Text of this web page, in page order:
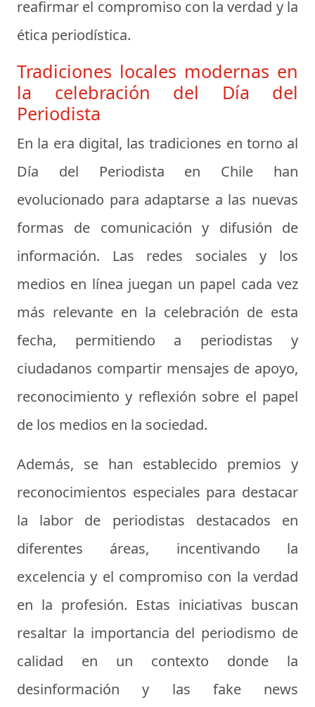
reafirmar el compromiso con la verdad y la
ética periodística.
Tradiciones locales modernas en
la celebración del Día del
Periodista
En la era digital, las tradiciones en torno al
Día del Periodista en Chile han
evolucionado para adaptarse a las nuevas
formas de comunicación y difusión de
información. Las redes sociales y los
medios en línea juegan un papel cada vez
más relevante en la celebración de esta
fecha, permitiendo a periodistas y
ciudadanos compartir mensajes de apoyo,
reconocimiento y reflexión sobre el papel
de los medios en la sociedad.
Además, se han establecido premios y
reconocimientos especiales para destacar
la labor de periodistas destacados en
diferentes áreas, incentivando la
excelencia y el compromiso con la verdad
en la profesión. Estas iniciativas buscan
resaltar la importancia del periodismo de
calidad en un contexto donde la
desinformación y las fake news